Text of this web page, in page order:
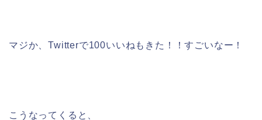
マジか、Twitterで100いいねもきた！！すごいなー！
こうなってくると、